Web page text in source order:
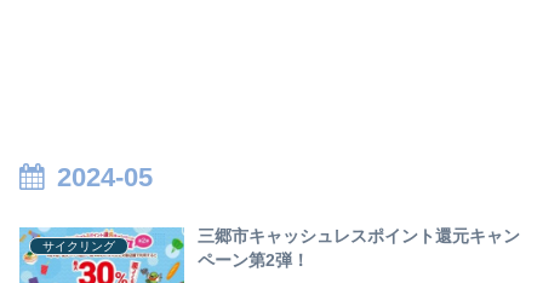
2024-05
サイクリング
三郷市キャッシュレスポイント還元キャン
ペーン第2弾！